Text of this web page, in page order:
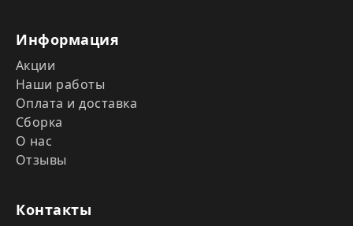
Информация
Акции
Наши работы
Оплата и доставка
Сборка
О нас
Отзывы
Контакты